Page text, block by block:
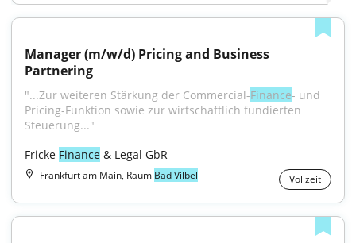
Manager (m/w/d) Pricing and Business
Partnering
"...Zur weiteren Stärkung der Commercial-Finance- und
Pricing-Funktion sowie zur wirtschaftlich fundierten
Steuerung..."
Fricke Finance & Legal GbR
Frankfurt am Main, Raum Bad Vilbel Vollzeit